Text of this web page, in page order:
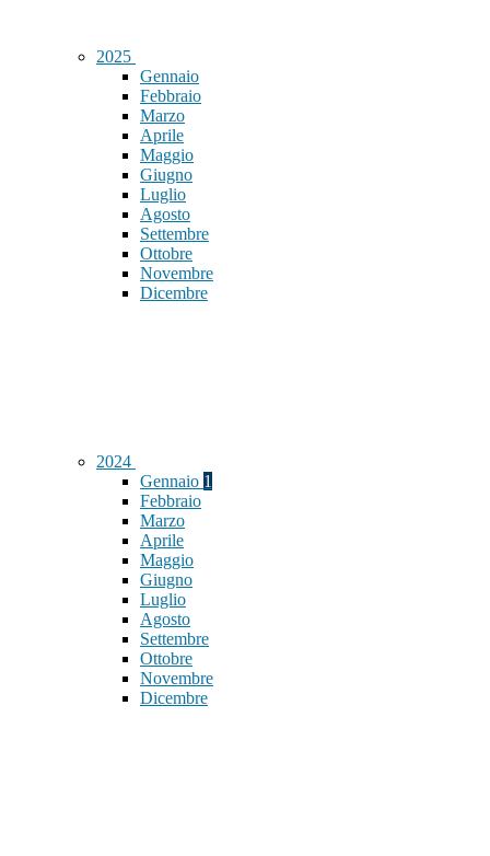
2025
Gennaio
Febbraio
Marzo
Aprile
Maggio
Giugno
Luglio
Agosto
Settembre
Ottobre
Novembre
Dicembre
2024
Gennaio 1
Febbraio
Marzo
Aprile
Maggio
Giugno
Luglio
Agosto
Settembre
Ottobre
Novembre
Dicembre